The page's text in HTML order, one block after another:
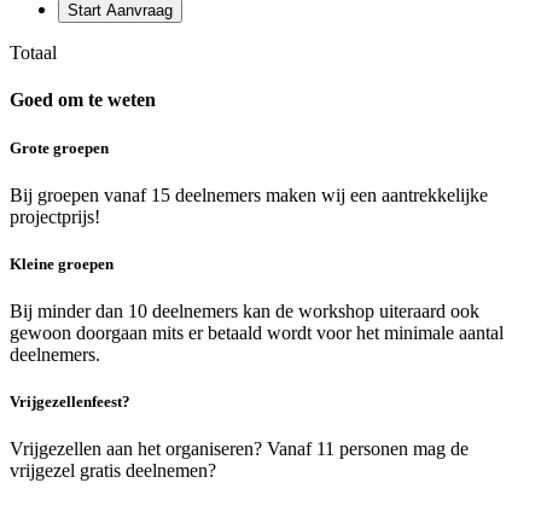
Start Aanvraag
Totaal
Goed om te weten
Grote groepen
Bij groepen vanaf 15 deelnemers maken wij een aantrekkelijke
projectprijs!
Kleine groepen
Bij minder dan 10 deelnemers kan de workshop uiteraard ook
gewoon doorgaan mits er betaald wordt voor het minimale aantal
deelnemers.
Vrijgezellenfeest?
Vrijgezellen aan het organiseren? Vanaf 11 personen mag de
vrijgezel gratis deelnemen?